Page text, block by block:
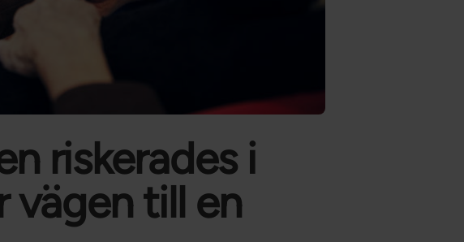
riskerades i
vägen till en